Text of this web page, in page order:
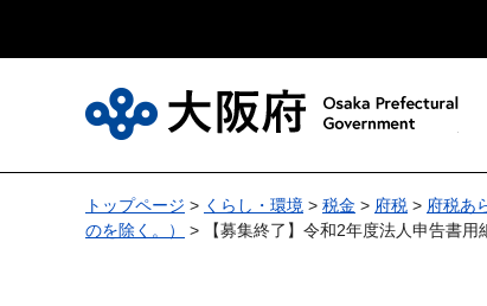
トップページ > くらし・環境 > 税金 > 府税 > 府税あ
のを除く。）
> 【募集終了】令和2年度法人申告書用